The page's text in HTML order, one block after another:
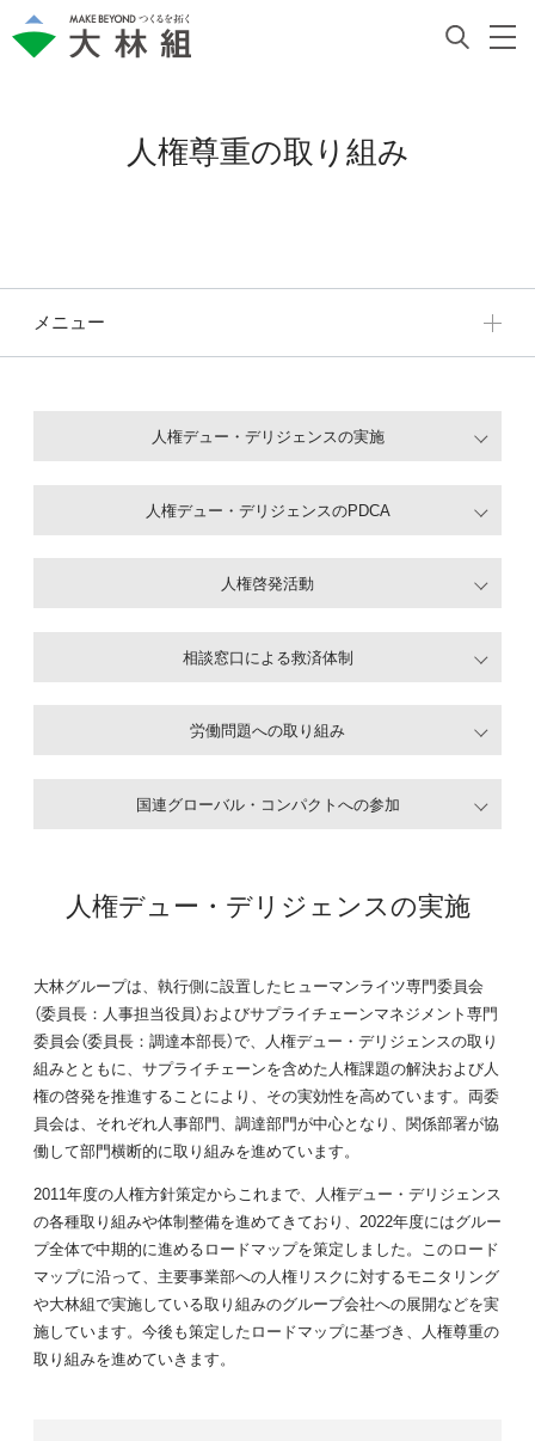
人権尊重の取り組み
メニュー
人権デュー・デリジェンスの実施
人権デュー・デリジェンスのPDCA
人権啓発活動
相談窓口による救済体制
労働問題への取り組み
国連グローバル・コンパクトへの参加
人権デュー・デリジェンスの実施
大林グループは、執行側に設置したヒューマンライツ専門委員会
（委員長：人事担当役員）およびサプライチェーンマネジメント専門
委員会（委員長：調達本部長）で、人権デュー・デリジェンスの取り
組みとともに、サプライチェーンを含めた人権課題の解決および人
権の啓発を推進することにより、その実効性を高めています。両委
員会は、それぞれ人事部門、調達部門が中心となり、関係部署が協
働して部門横断的に取り組みを進めています。
2011年度の人権方針策定からこれまで、人権デュー・デリジェンス
の各種取り組みや体制整備を進めてきており、2022年度にはグルー
プ全体で中期的に進めるロードマップを策定しました。このロード
マップに沿って、主要事業部への人権リスクに対するモニタリング
や大林組で実施している取り組みのグループ会社への展開などを実
施しています。今後も策定したロードマップに基づき、人権尊重の
取り組みを進めていきます。